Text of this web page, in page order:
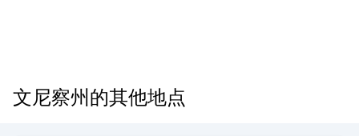
文尼察州的其他地点